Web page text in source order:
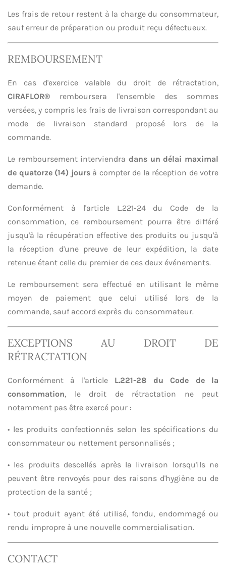
Les frais de retour restent à la charge du consommateur,
sauf erreur de préparation ou produit reçu défectueux.
REMBOURSEMENT
En cas d'exercice valable du droit de rétractation,
CIRAFLOR® remboursera l'ensemble des sommes
versées, y compris les frais de livraison correspondant au
mode de livraison standard proposé lors de la
commande.
Le remboursement interviendra dans un délai maximal
de quatorze (14) joursà compter de la réception de votre
demande.
Conformément à l'article L.221-24 du Code de la
consommation, ce remboursement pourra être différé
jusqu'à la récupération effective des produits ou jusqu'à
la réception d'une preuve de leur expédition, la date
retenue étant celle du premier de ces deux événements.
Le remboursement sera effectué en utilisant le même
moyen de paiement que celui utilisé lors de la
commande, sauf accord exprès du consommateur.
EXCEPTIONS AU DROIT DE
RÉTRACTATION
Conformément à l'article L.221-28 du Code de la
consommation, le droit de rétractation ne peut
notamment pas être exercé pour :
• les produits confectionnés selon les spécifications du
consommateur ou nettement personnalisés ;
• les produits descellés après la livraison lorsqu'ils ne
peuvent être renvoyés pour des raisons d'hygiène ou de
protection de la santé ;
• tout produit ayant été utilisé, fondu, endommagé ou
rendu impropre à une nouvelle commercialisation.
CONTACT